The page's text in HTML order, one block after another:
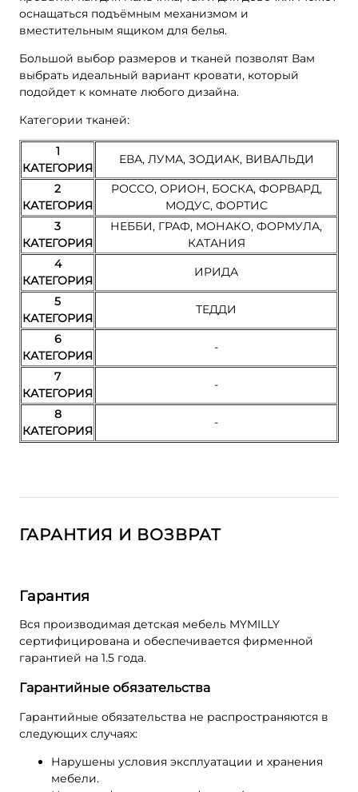
оснащаться подъёмным механизмом и
вместительным ящиком для белья.
Большой выбор размеров и тканей позволят Вам
выбрать идеальный вариант кровати, который
подойдет к комнате любого дизайна.
Категории тканей:
1
КАТЕГОРИЯ
ЕВА, ЛУМА, ЗОДИАК, ВИВАЛЬДИ
2
КАТЕГОРИЯ
РОССО, ОРИОН, БОСКА, ФОРВАРД,
МОДУС, ФОРТИС
3
КАТЕГОРИЯ
НЕББИ, ГРАФ, МОНАКО, ФОРМУЛА,
КАТАНИЯ
4
КАТЕГОРИЯ
ИРИДА
5
КАТЕГОРИЯ
ТЕДДИ
6
КАТЕГОРИЯ
-
7
КАТЕГОРИЯ
-
8
КАТЕГОРИЯ
-
ГАРАНТИЯ И ВОЗВРАТ
Гарантия
Вся производимая детская мебель MYMILLY
сертифицирована и обеспечивается фирменной
гарантией на 1.5 года.
Гарантийные обязательства
Гарантийные обязательства не распространяются в
следующих случаях:
Нарушены условия эксплуатации и хранения
мебели.